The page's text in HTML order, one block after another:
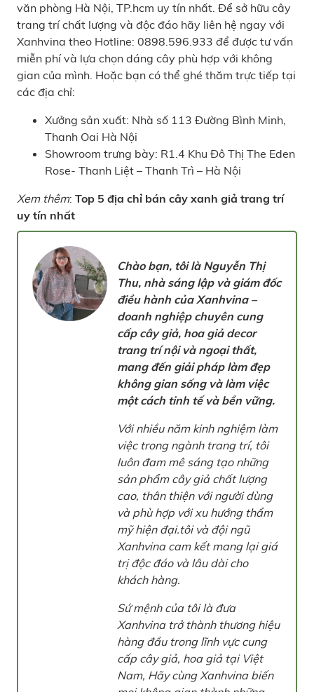
văn phòng Hà Nội, TP.hcm uy tín nhất. Để sở hữu cây
trang trí chất lượng và độc đáo hãy liên hệ ngay với
Xanhvina theo Hotline: 0898.596.933 để được tư vấn
miễn phí và lựa chọn dáng cây phù hợp với không
gian của mình. Hoặc bạn có thể ghé thăm trực tiếp tại
các địa chỉ:
Xưởng sản xuất: Nhà số 113 Đường Bình Minh,
Thanh Oai Hà Nội
Showroom trưng bày: R1.4 Khu Đô Thị The Eden
Rose- Thanh Liệt – Thanh Trì – Hà Nội
Xem thêm: Top 5 địa chỉ bán cây xanh giả trang trí
uy tín nhất
Chào bạn, tôi là Nguyễn Thị
Thu, nhà sáng lập và giám đốc
điều hành của Xanhvina –
doanh nghiệp chuyên cung
cấp cây giả, hoa giả decor
trang trí nội và ngoại thất,
mang đến giải pháp làm đẹp
không gian sống và làm việc
một cách tinh tế và bền vững.
Với nhiều năm kinh nghiệm làm
việc trong ngành trang trí, tôi
luôn đam mê sáng tạo những
sản phẩm cây giả chất lượng
cao, thân thiện với người dùng
và phù hợp với xu hướng thẩm
mỹ hiện đại.tôi và đội ngũ
Xanhvina cam kết mang lại giá
trị độc đáo và lâu dài cho
khách hàng.
Sứ mệnh của tôi là đưa
Xanhvina trở thành thương hiệu
hàng đầu trong lĩnh vực cung
cấp cây giả, hoa giả tại Việt
Nam, Hãy cùng Xanhvina biến